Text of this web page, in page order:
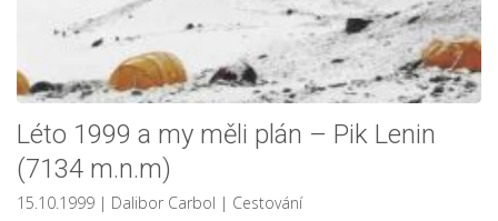
Léto 1999 a my měli plán – Pik Lenin
(7134 m.n.m)
15.10.1999 | Dalibor Carbol | Cestování